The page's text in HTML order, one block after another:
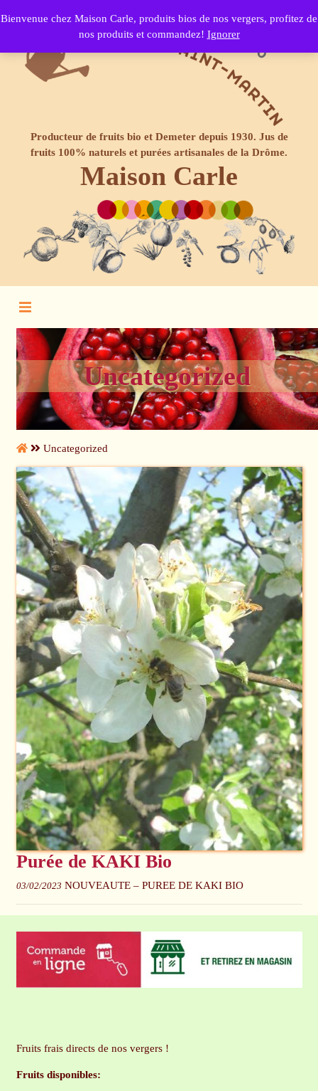
Producteur de fruits bio et Demeter depuis 1930. Jus de
fruits 100% naturels et purées artisanales de la Drôme.
Maison Carle
Uncategorized
Uncategorized
Purée de KAKI Bio
03/02/2023 NOUVEAUTE – PUREE DE KAKI BIO
Fruits frais directs de nos vergers !
Fruits disponibles:
Bienvenue chez Maison Carle, produits bios de nos vergers, profitez de
nos produits et commandez! Ignorer